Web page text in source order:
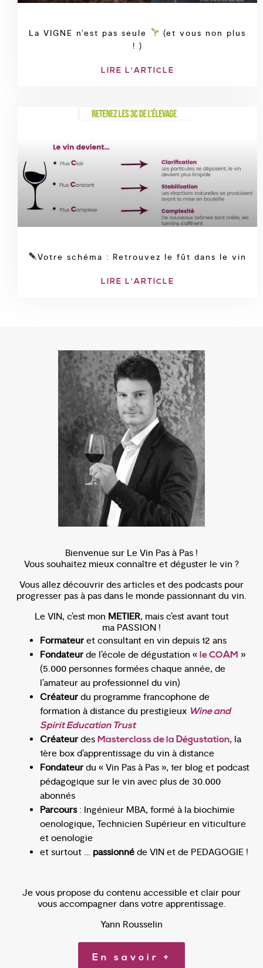
La VIGNE n’est pas seule
(et vous non plus
! )
LIRE L'ARTICLE
Votre schéma : Retrouvez le fût dans le vin
LIRE L'ARTICLE
Bienvenue sur Le Vin Pas à Pas !
Vous souhaitez mieux connaître et déguster le vin ?
Vous allez découvrir des articles et des podcasts pour
progresser pas à pas dans le monde passionnant du vin.
Le VIN, c’est mon METIER, mais c’est avant tout
ma PASSION !
Formateur et consultant en vin depuis 12 ans
Fondateur de l’école de dégustation « le COAM »
(5.000 personnes formées chaque année, de
l’amateur au professionnel du vin)
Créateur du programme francophone de
formation à distance du prestigieux Wine and
Spirit Education Trust
Créateur des Masterclass de la Dégustation, la
1ère box d’apprentissage du vin à distance
Fondateur du « Vin Pas à Pas », 1er blog et podcast
pédagogique sur le vin avec plus de 30.000
abonnés
Parcours : Ingénieur MBA, formé à la biochimie
oenologique, Technicien Supérieur en viticulture
et oenologie
et surtout … passionné de VIN et de PEDAGOGIE !
Je vous propose du contenu accessible et clair pour
vous accompagner dans votre apprentissage.
Yann Rousselin
En savoir +